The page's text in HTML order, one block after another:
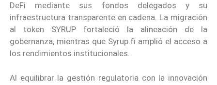
DeFi mediante sus fondos delegados y su
infraestructura transparente en cadena. La migración
al token SYRUP fortaleció la alineación de la
gobernanza, mientras que Syrup.fi amplió el acceso a
los rendimientos institucionales.
Al equilibrar la gestión regulatoria con la innovación